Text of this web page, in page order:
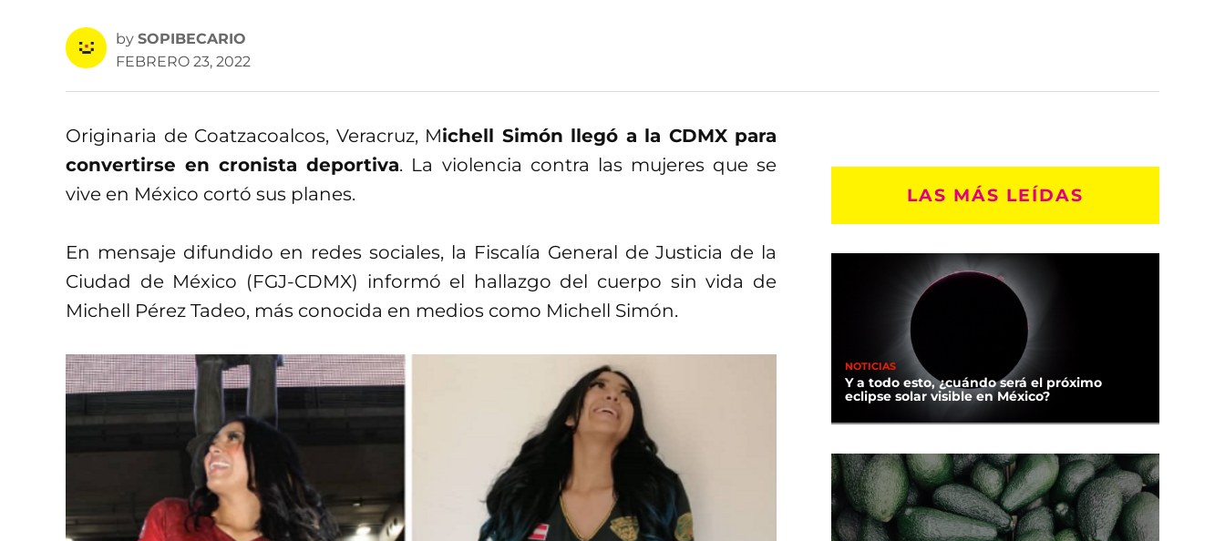
by SOPIBECARIO
FEBRERO 23, 2022
Originaria de Coatzacoalcos, Veracruz, Michell Simón llegó a la CDMX para
convertirse en cronista deportiva. La violencia contra las mujeres que se
vive en México cortó sus planes.
En mensaje difundido en redes sociales, la Fiscalía General de Justicia de la
Ciudad de México (FGJ-CDMX) informó el hallazgo del cuerpo sin vida de
Michell Pérez Tadeo, más conocida en medios como Michell Simón.
LAS MÁS LEÍDAS
NOTICIAS
Y a todo esto, ¿cuándo será el próximo
eclipse solar visible en México?